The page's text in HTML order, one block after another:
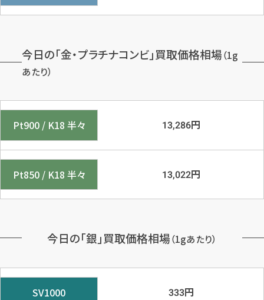
今日の「金・プラチナコンビ」買取価格相場（1g
あたり）
Pt900 / K18 半々 13,286円
Pt850 / K18 半々 13,022円
今日の「銀」買取価格相場（1gあたり）
SV1000 333円